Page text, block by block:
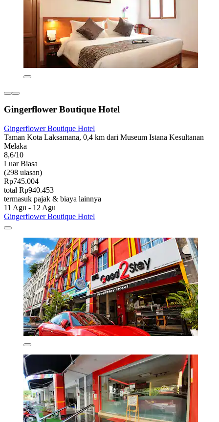
Gingerflower Boutique Hotel
Gingerflower Boutique Hotel
Taman Kota Laksamana, 0,4 km dari Museum Istana Kesultanan
Melaka
8,6/10
Luar Biasa
(298 ulasan)
Rp745.004
total Rp940.453
termasuk pajak & biaya lainnya
11 Agu - 12 Agu
Gingerflower Boutique Hotel